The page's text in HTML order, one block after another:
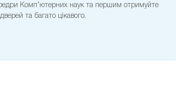
Комп’ютерних наук та першим отримуйте
та багато цікавого.